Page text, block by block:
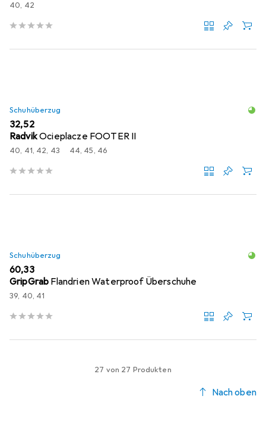
40, 42
Schuhüberzug
EUR
32,52
RadvikOcieplacze FOOTER II
40, 41, 42, 43 44, 45, 46
Schuhüberzug
EUR
60,33
GripGrab Flandrien Waterproof Überschuhe
39, 40, 41
27 von 27 Produkten
Nach oben